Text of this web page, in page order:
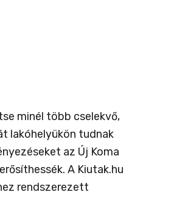
minél több cselekvő,
lakóhelyükön tudnak
az Új Koma
A Kiutak.hu
rendszerezett